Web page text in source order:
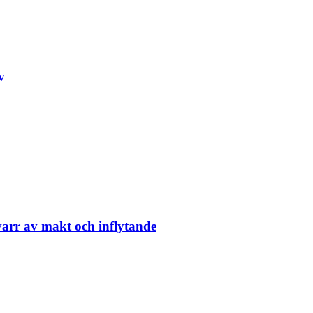
av makt och inflytande